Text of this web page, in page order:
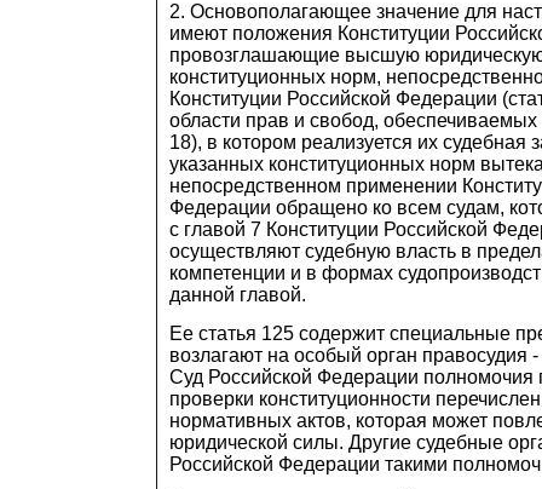
2. Основополагающее значение для
имеют положения Конституции
провозглашающие высшую
конституционных норм,
Конституции Российской Федерации
области прав и свобод, обеспечиваемых
18), в котором реализуется их судебная
указанных конституционных норм
непосредственном применении
Федерации обращено ко всем судам,
с главой 7 Конституции Российской
осуществляют судебную власть в
компетенции и в формах
данной главой.
Ее статья 125 содержит специальные
возлагают на особый орган правосудия
Суд Российской Федерации полномочия
проверки конституционности
нормативных актов, которая может
юридической силы. Другие судебные
Российской Федерации такими